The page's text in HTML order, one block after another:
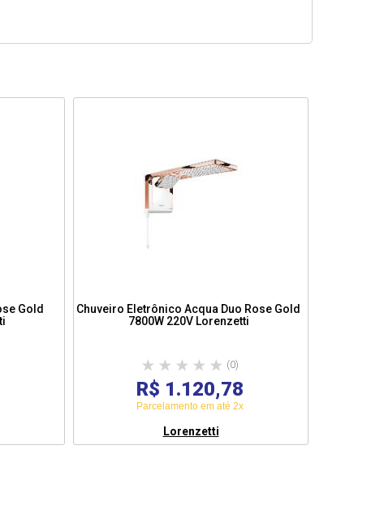
Gold
Chuveiro Eletrônico Acqua Duo Rose Gold
7800W 220V Lorenzetti
(0)
R$ 1.120,78
Parcelamento em até 2x
Lorenzetti